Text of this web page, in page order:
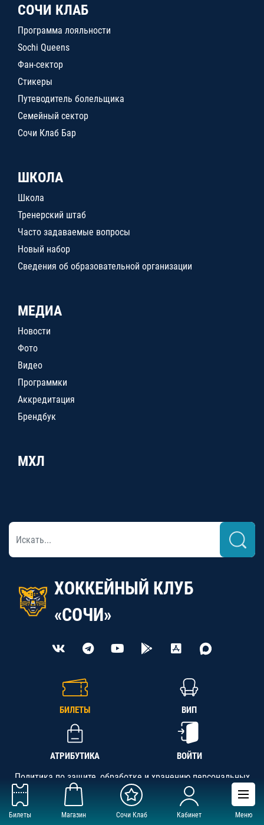
Билеты Магазин Сочи Клаб Кабинет Меню
СОЧИ КЛАБ
Программа лояльности
Sochi Queens
Фан-сектор
Стикеры
Путеводитель болельщика
Семейный сектор
Сочи Клаб Бар
ШКОЛА
Школа
Тренерский штаб
Часто задаваемые вопросы
Новый набор
Сведения об образовательной организации
МЕДИА
Новости
Фото
Видео
Программки
Аккредитация
Брендбук
МХЛ
ХОККЕЙНЫЙ КЛУБ
«СОЧИ»
БИЛЕТЫ ВИП
АТРИБУТИКА ВОЙТИ
Политика по защите, обработке и хранению персональных
данных
АНО «СК «Кубань-Регион», ОГРН 1142300002349,